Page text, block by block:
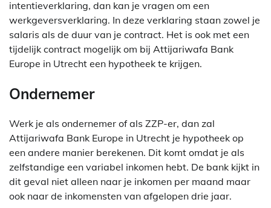
intentieverklaring, dan kan je vragen om een
werkgeversverklaring. In deze verklaring staan zowel je
salaris als de duur van je contract. Het is ook met een
tijdelijk contract mogelijk om bij Attijariwafa Bank
Europe in Utrecht een hypotheek te krijgen.
Ondernemer
Werk je als ondernemer of als ZZP-er, dan zal
Attijariwafa Bank Europe in Utrecht je hypotheek op
een andere manier berekenen. Dit komt omdat je als
zelfstandige een variabel inkomen hebt. De bank kijkt in
dit geval niet alleen naar je inkomen per maand maar
ook naar de inkomensten van afgelopen drie jaar.